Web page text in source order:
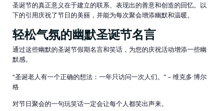
圣诞节的真正意义在于建立的联系、表现出的善意和创造的回忆。以
下的引用庆祝了节日的美丽，并能为每次聚会增添幽默和温暖。
轻松气氛的幽默圣诞节名言
通过这些幽默的圣诞节假期名言和笑话，为您的庆祝活动增添一些幽
默感。
“圣诞老人有一个正确的想法：一年只访问一次人们。” – 维克多·博尔
格
对节日聚会的一句玩笑话一定会让每个人都笑出声来。